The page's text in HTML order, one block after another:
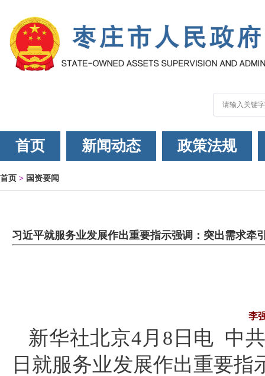
首页 新闻动态 政策法规
首页 > 国资要闻
习近平就服务业发展作出重要指示强调：突出需求牵
李
新华社北京4月8日电 中
日就服务业发展作出重要